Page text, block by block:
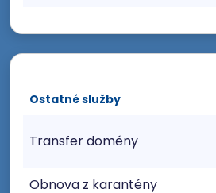
Ostatné služby
Transfer domény
Obnova z karantény